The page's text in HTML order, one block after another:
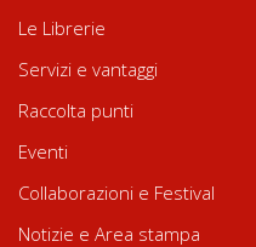
Le Librerie
Servizi e vantaggi
Raccolta punti
Eventi
Collaborazioni e Festival
Notizie e Area stampa